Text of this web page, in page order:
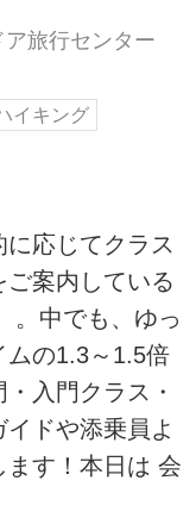
ア旅行センター
イキング
応じてクラス
案内している
。中でも、ゆっ
ムの1.3～1.5倍
入門クラス・
ドや添乗員よ
ます！本日は 会